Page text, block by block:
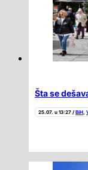
Šta se
25.07. u 13:27 / BiH,